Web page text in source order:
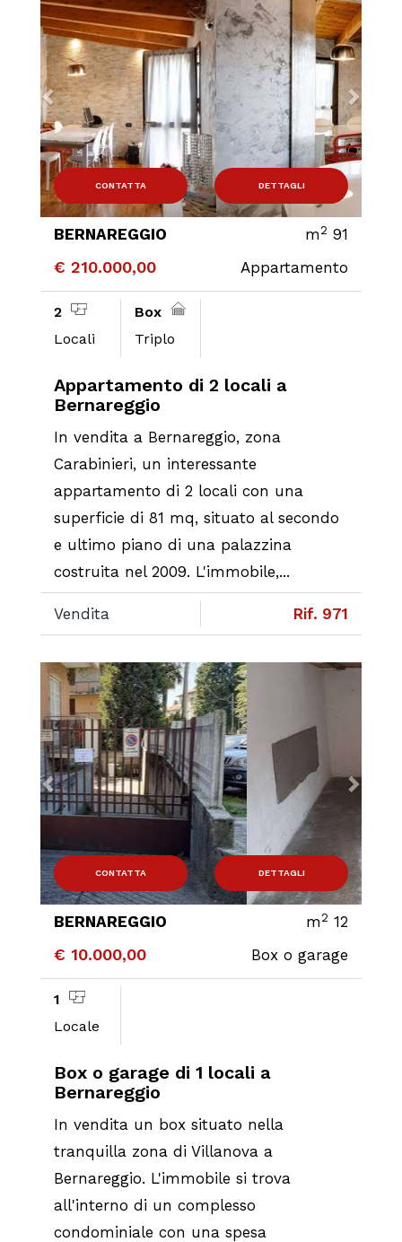
CONTATTA DETTAGLI
BERNAREGGIO m2 91
€ 210.000,00 Appartamento
2
Locali
Box
Triplo
Appartamento di 2 locali a
Bernareggio
In vendita a Bernareggio, zona
Carabinieri, un interessante
appartamento di 2 locali con una
superficie di 81 mq, situato al secondo
e ultimo piano di una palazzina
costruita nel 2009. L'immobile,...
Vendita Rif. 971
Previous Next
CONTATTA DETTAGLI
BERNAREGGIO m2 12
€ 10.000,00 Box o garage
1
Locale
Box o garage di 1 locali a
Bernareggio
In vendita un box situato nella
tranquilla zona di Villanova a
Bernareggio. L'immobile si trova
all'interno di un complesso
condominiale con una spesa